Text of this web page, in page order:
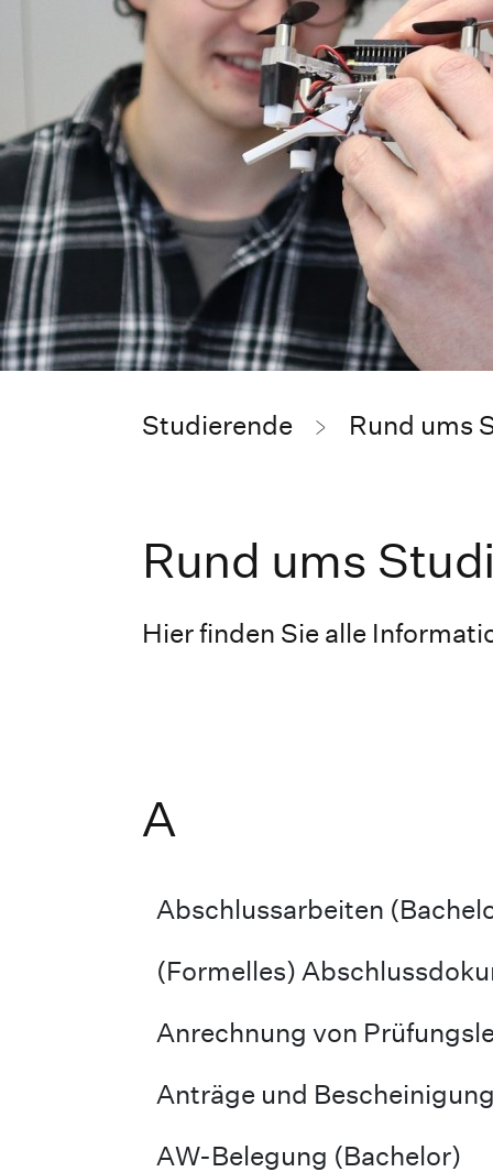
Studierende Rund ums
Rund ums
Hier finden Sie alle
A
Abschlussarbeiten
(Formelles)
Anrechnung von
Anträge und
AW-Belegung (Bachelor)